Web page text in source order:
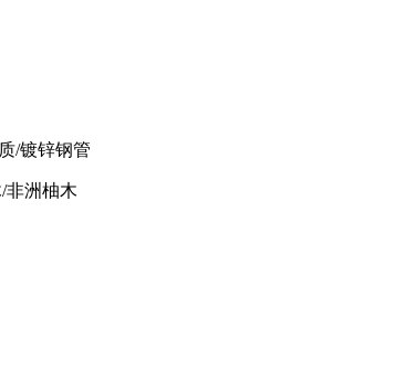
/镀锌钢管
非洲柚木